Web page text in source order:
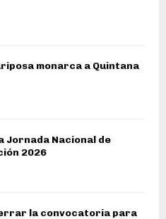
monarca a Quintana
Jornada Nacional de
2026
la convocatoria para